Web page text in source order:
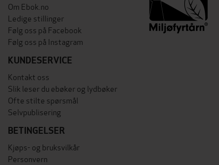
Om Ebok.no
Ledige stillinger
Følg oss på Facebook
Følg oss på Instagram
KUNDESERVICE
Kontakt oss
Slik leser du ebøker og lydbøker
Ofte stilte spørsmål
Selvpublisering
BETINGELSER
Kjøps- og bruksvilkår
Personvern